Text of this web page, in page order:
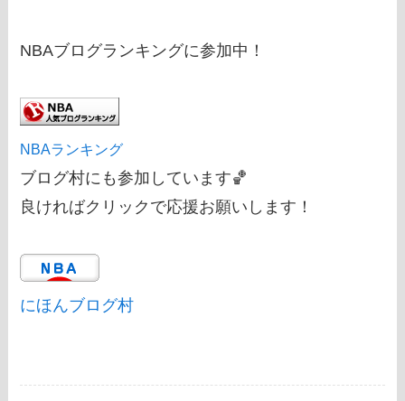
NBAブログランキングに参加中！
NBAランキング
ブログ村にも参加しています🏀
良ければクリックで応援お願いします！
にほんブログ村